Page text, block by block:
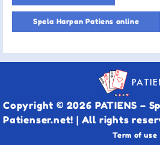
Spela Harpan Patiens online
Copyright © 2026 PATIENS –
Patienser.net! | All rights
Term of use